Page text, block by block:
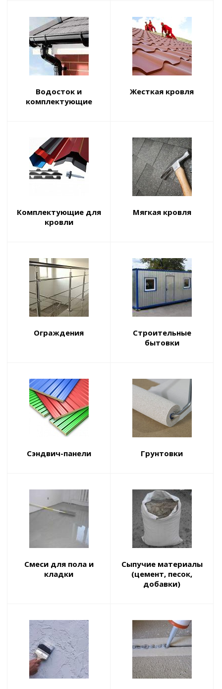
Водосток и
комплектующие
Жесткая кровля
Комплектующие для
кровли
Мягкая кровля
Ограждения
Строительные
бытовки
Сэндвич-панели Грунтовки
Смеси для пола и
кладки
Сыпучие материалы
(цемент, песок,
добавки)